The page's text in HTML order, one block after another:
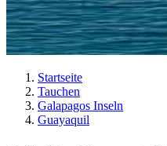
Startseite
Tauchen
Galapagos Inseln
Guayaquil